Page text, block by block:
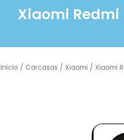
Xiaomi Redmi
Inicio / Carcasas / Xiaomi / Xiaomi